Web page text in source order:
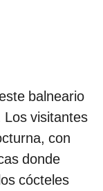
balneario
Los visitantes
con
donde
cócteles